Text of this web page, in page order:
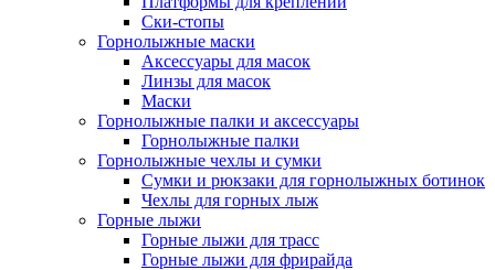
Ски-стопы
Горнолыжные маски
Аксессуары для масок
Линзы для масок
Маски
Горнолыжные палки и аксессуары
Горнолыжные палки
Горнолыжные чехлы и сумки
Сумки и рюкзаки для горнолыжных ботинок
Чехлы для горных лыж
Горные лыжи
Горные лыжи для трасс
Горные лыжи для фрирайда